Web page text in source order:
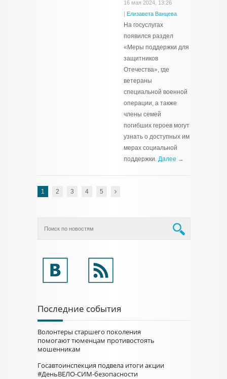
16 мая 2024, 13:26
| Елизавета Ванцева
На госуслугах
появился раздел
«Меры поддержки для
защитников
Отечества», где
ветераны
специальной военной
операции, а также
члены семей
погибших героев могут
узнать о доступных им
мерах социальной
поддержки. Далее →
1 2 3 4 5
Последние события
Волонтеры старшего поколения
помогают тюменцам противостоять
мошенникам
Госавтоинспекция подвела итоги акции
#ДеньВЕЛО-СИМ-безопасности